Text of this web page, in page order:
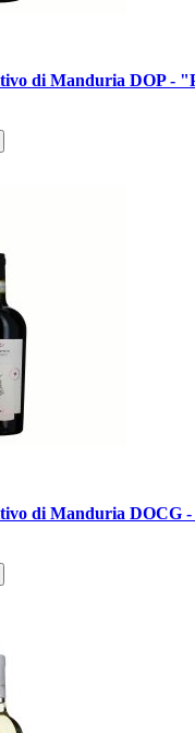
di Manduria DOP -
di Manduria DOCG